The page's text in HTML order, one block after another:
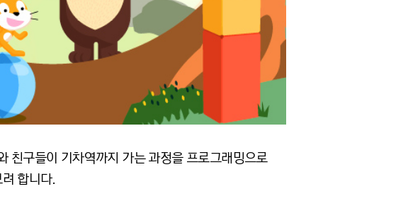
친구들이 기차역까지 가는 과정을 프로그래밍으로
합니다.